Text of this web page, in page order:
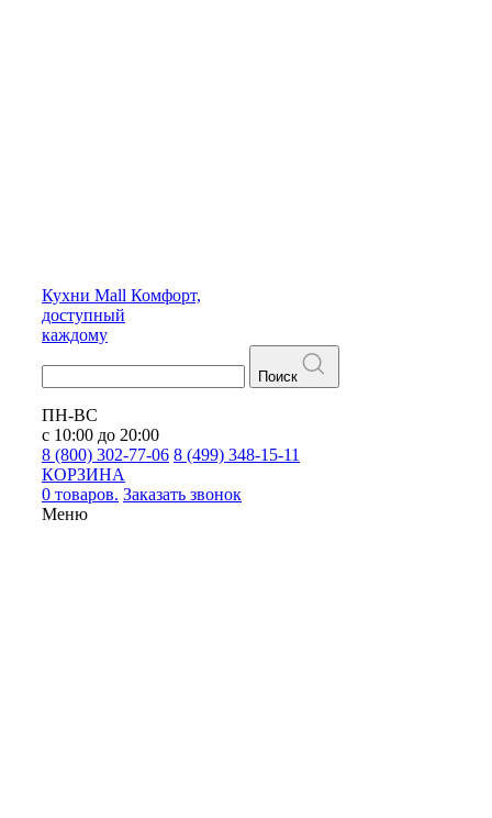
Кухни Mall Комфорт,
доступный
каждому
Поиск
ПН-ВС
с 10:00 до 20:00
8 (800) 302-77-06 8 (499) 348-15-11
КОРЗИНА
0 товаров. Заказать звонок
Меню